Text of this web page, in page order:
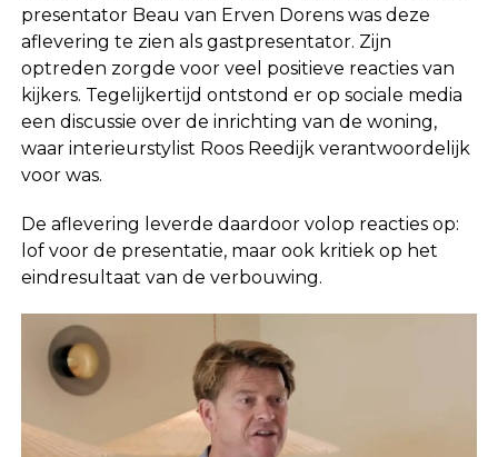
presentator Beau van Erven Dorenswas deze
aflevering te zien als gastpresentator. Zijn
optreden zorgde voor veel positieve reacties van
kijkers. Tegelijkertijd ontstond er op sociale media
een discussie over de inrichting van de woning,
waar interieurstylist Roos Reedijkverantwoordelijk
voor was.
De aflevering leverde daardoor volop reacties op:
lof voor de presentatie, maar ook kritiek op het
eindresultaat van de verbouwing.